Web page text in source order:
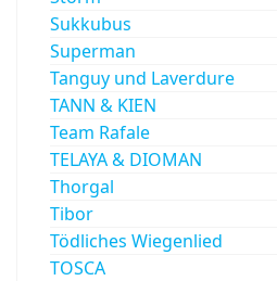
Sukkubus
Superman
Tanguy und Laverdure
TANN & KIEN
Team Rafale
TELAYA & DIOMAN
Thorgal
Tibor
Tödliches Wiegenlied
TOSCA